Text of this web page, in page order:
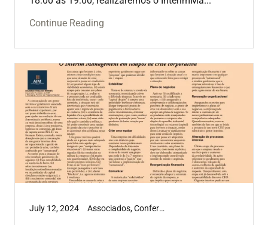
Continue Reading
July 12, 2024 Associados, Conferências, Hora do Interim Management, Media, Workshops